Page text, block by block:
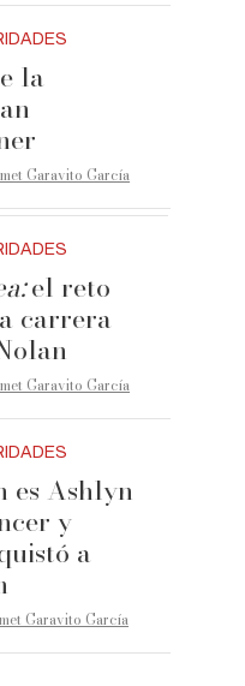
la
Garavito García
el reto
carrera
Garavito García
es Ashlyn
y
a
Garavito García